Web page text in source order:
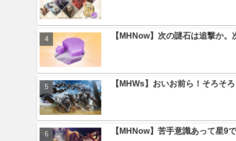
【MHNow】次の謎石は追撃か
【MHWs】おいお前ら！そろそ
【MHNow】苦手意識あって星9